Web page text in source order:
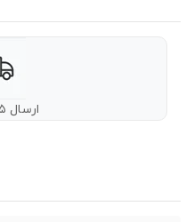
ارسال ۲۵ روز کاری